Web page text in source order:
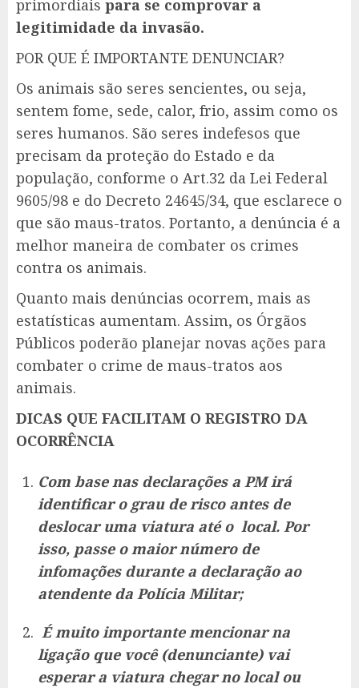
primordiais para se comprovar a
legitimidade da invasão.
POR QUE É IMPORTANTE DENUNCIAR?
Os animais são seres sencientes, ou seja,
sentem fome, sede, calor, frio, assim como os
seres humanos. São seres indefesos que
precisam da proteção do Estado e da
população, conforme o Art.32 da Lei Federal
9605/98 e do Decreto 24645/34, que esclarece o
que são maus-tratos. Portanto, a denúncia é a
melhor maneira de combater os crimes
contra os animais.
Quanto mais denúncias ocorrem, mais as
estatísticas aumentam. Assim, os Órgãos
Públicos poderão planejar novas ações para
combater o crime de maus-tratos aos
animais.
DICAS QUE FACILITAM O REGISTRO DA
OCORRÊNCIA
Com base nas declarações a PM irá
identificar o grau de risco antes de
deslocar uma viatura até o local. Por
isso, passe o maior número de
infomações durante a declaração ao
atendente da Polícia Militar;
É muito importante mencionar na
ligação que você (denunciante) vai
esperar a viatura chegar no local ou